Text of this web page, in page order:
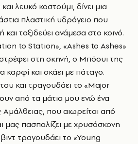
λευκό κοστούμι, δίνει μια
πλαστική υδρόγειο που
ταξιδεύει ανάμεσα στο κοινό.
to Station», «Ashes to Ashes»
στη σκηνή, ο Μπόουι της
καρφί και σκάει με πάταγο.
και τραγουδάει το «Major
από τα μάτια μου ενώ ένα
που αιωρείται από
μας πασπαλίζει με χρυσόσκονη
τραγουδάει το «Young